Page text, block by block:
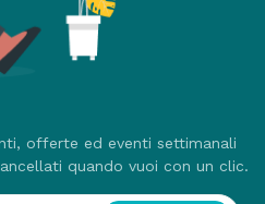
offerte ed eventi settimanali
quando vuoi con un clic.